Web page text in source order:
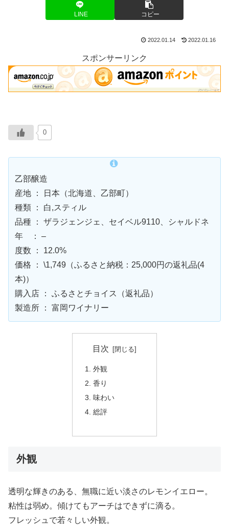
LINE コピー
2022.01.14 2022.01.16
スポンサーリンク
0
乙部醸造
産地 ： 日本（北海道、乙部町）
種類 ： 白,スティル
品種 ： ザラジェンジェ、セイベル9110、シャルドネ
年 ： –
度数 ： 12.0%
価格 ： \1,749（ふるさと納税：25,000円の返礼品(4
本)）
購入店 ： ふるさとチョイス（返礼品）
製造所 ： 富岡ワイナリー
目次
外観
香り
味わい
総評
外観
透明な輝きのある、無職に近い淡さのレモンイエロー。
粘性は弱め。傾けてもアーチはできずに滴る。
フレッシュで若々しい外観。